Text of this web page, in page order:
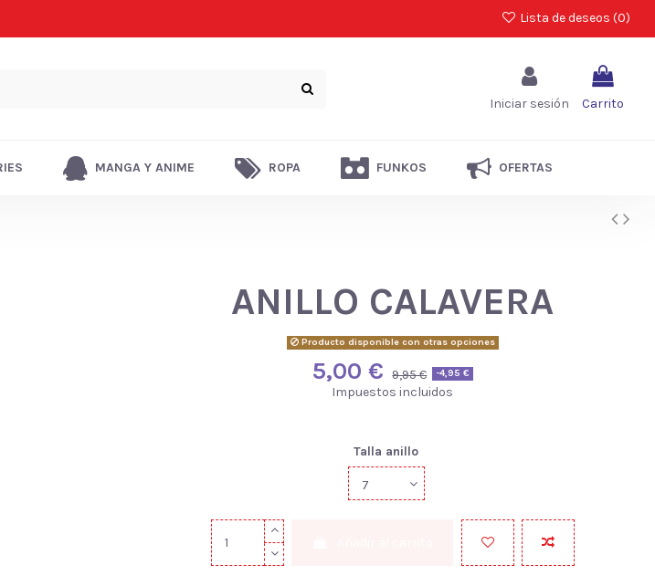
Lista de deseos (0)
Iniciar sesión Carrito
MANGA Y ANIME ROPA FUNKOS OFERTAS
ANILLO CALAVERA
Producto disponible con otras opciones
5,00 € 9,95 € -4,95 €
Impuestos incluidos
Talla anillo